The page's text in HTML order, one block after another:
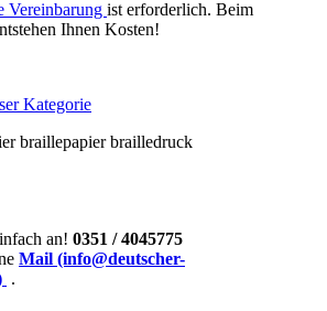
Vereinbarung ist erforderlich. Beim
Ihnen Kosten!
Kategorie
braillepapierbrailledruck
an! 0351 / 4045775
Mail (info@deutscher-
.